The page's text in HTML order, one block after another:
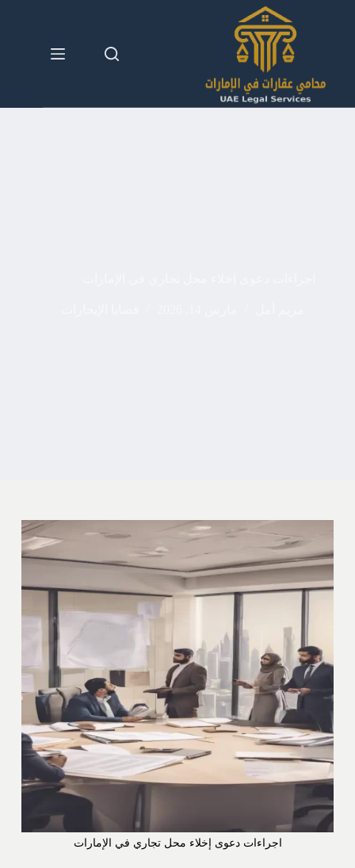
اجراءات دعوى إخلاء محل تجاري في الإمارات